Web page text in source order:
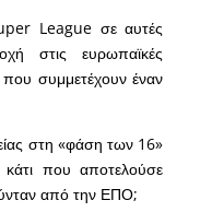
League σε αυτές
στις ευρωπαϊκές
που συμμετέχουν έναν
στη «φάση των 16»
που αποτελούσε
από την ΕΠΟ;